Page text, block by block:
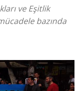
ve Eşitlik
bazında